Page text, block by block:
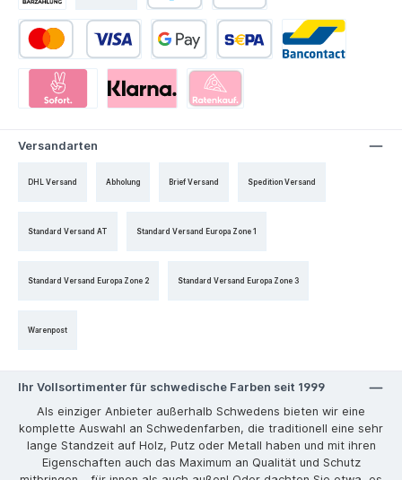
Versandarten
DHL Versand Abholung Brief Versand Spedition Versand
Standard Versand AT Standard Versand Europa Zone 1
Standard Versand Europa Zone 2 Standard Versand Europa Zone 3
Warenpost
Ihr Vollsortimenter für schwedische Farben seit 1999
Als einziger Anbieter außerhalb Schwedens bieten wir eine
komplette Auswahl an Schwedenfarben, die traditionell eine sehr
lange Standzeit auf Holz, Putz oder Metall haben und mit ihren
Eigenschaften auch das Maximum an Qualität und Schutz